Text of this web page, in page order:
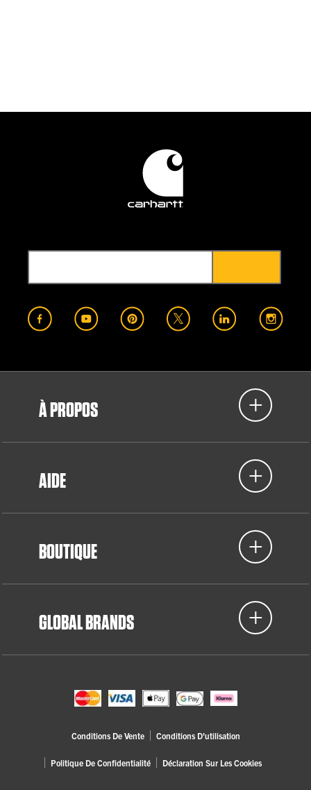
À PROPOS
AIDE
BOUTIQUE
GLOBAL BRANDS
Conditions De Vente Conditions D'utilisation
Politique De Confidentialité Déclaration Sur Les Cookies